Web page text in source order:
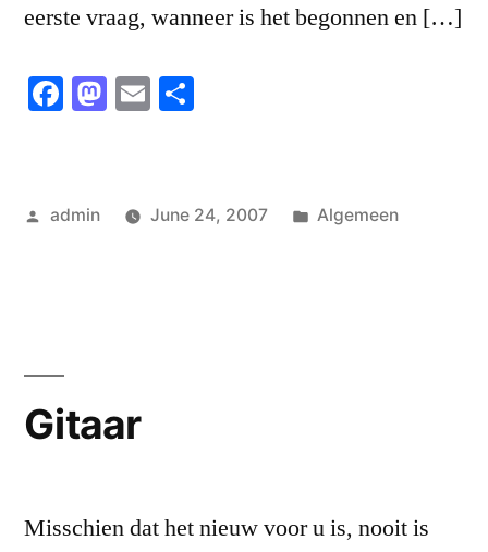
eerste vraag, wanneer is het begonnen en […]
Facebook
Mastodon
Email
Posted
admin June 24, 2007
Posted
Algemeen
Gitaar
Misschien dat het nieuw voor u is, nooit is